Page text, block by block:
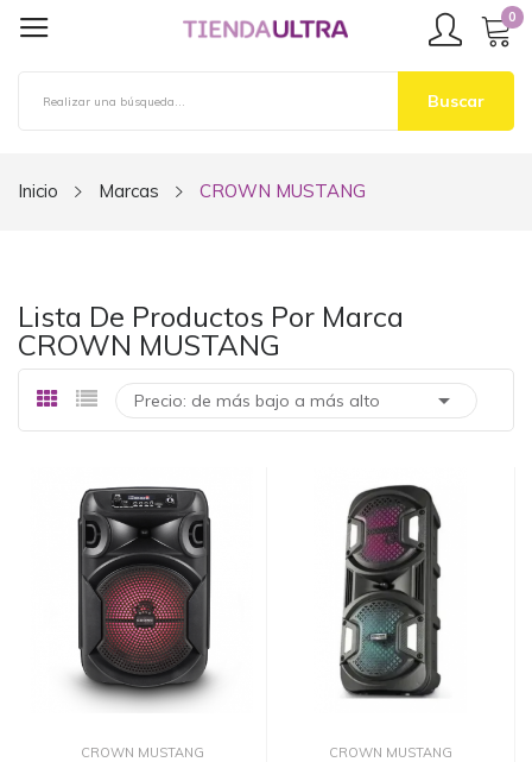
0
Buscar
Inicio Marcas CROWN MUSTANG
Lista De Productos Por Marca
CROWN MUSTANG
Precio: de más bajo a más alto 
CROWN MUSTANG CROWN MUSTANG